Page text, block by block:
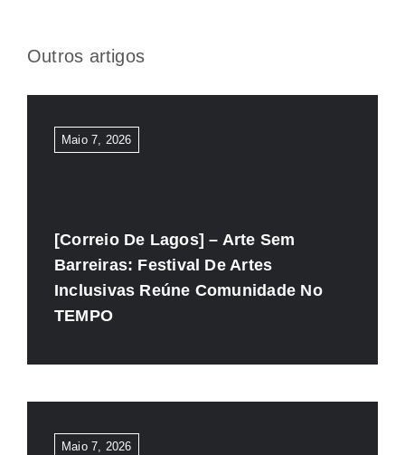
Outros artigos
Maio 7, 2026
[Correio De Lagos] – Arte Sem
Barreiras: Festival De Artes
Inclusivas Reúne Comunidade No
TEMPO
Maio 7, 2026